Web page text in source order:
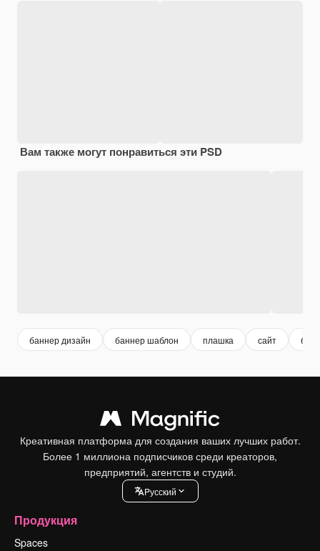
Вам также могут понравиться эти PSD
баннер дизайн баннер шаблон плашка сайт
Креативная платформа для создания ваших лучших работ.
Более 1 миллиона подписчиков среди креаторов,
предприятий, агентств и студий.
Pусский
Продукция
Spaces